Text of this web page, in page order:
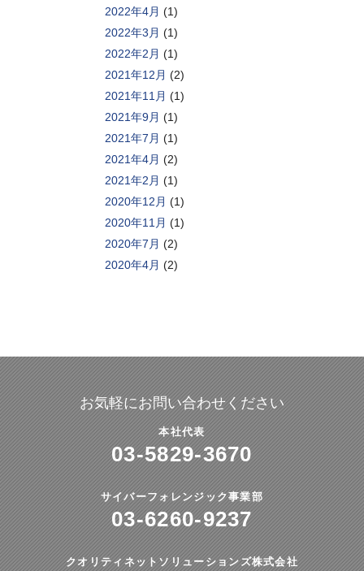
2022年4月 (1)
2022年3月 (1)
2022年2月 (1)
2021年12月 (2)
2021年11月 (1)
2021年9月 (1)
2021年7月 (1)
2021年4月 (2)
2021年2月 (1)
2020年12月 (1)
2020年11月 (1)
2020年7月 (2)
2020年4月 (2)
お気軽にお問い合わせください
本社代表
03-5829-3670
サイバーフォレンジック事業部
03-6260-9237
クオリティネットソリューションズ株式会社